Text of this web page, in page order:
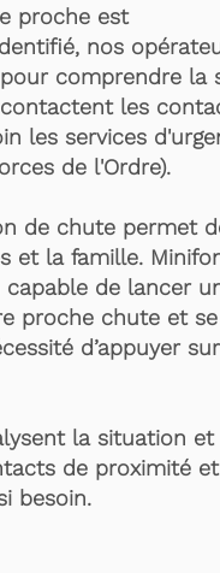
proche est
nos
comprendre la
les
les services
de l'Ordre).
de chute permet
et la famille.
de lancer
proche chute et
d’appuyer
la situation et
de proximité
besoin.